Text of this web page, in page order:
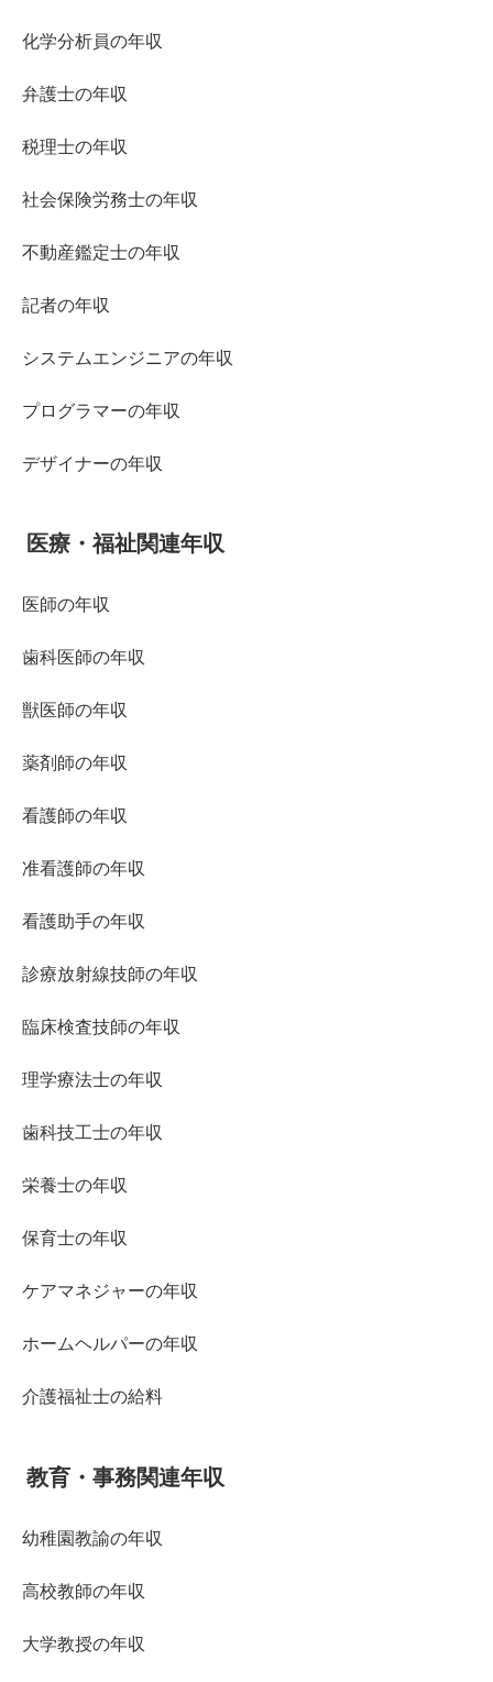
化学分析員の年収
弁護士の年収
税理士の年収
社会保険労務士の年収
不動産鑑定士の年収
記者の年収
システムエンジニアの年収
プログラマーの年収
デザイナーの年収
医療・福祉関連年収
医師の年収
歯科医師の年収
獣医師の年収
薬剤師の年収
看護師の年収
准看護師の年収
看護助手の年収
診療放射線技師の年収
臨床検査技師の年収
理学療法士の年収
歯科技工士の年収
栄養士の年収
保育士の年収
ケアマネジャーの年収
ホームヘルパーの年収
介護福祉士の給料
教育・事務関連年収
幼稚園教諭の年収
高校教師の年収
大学教授の年収